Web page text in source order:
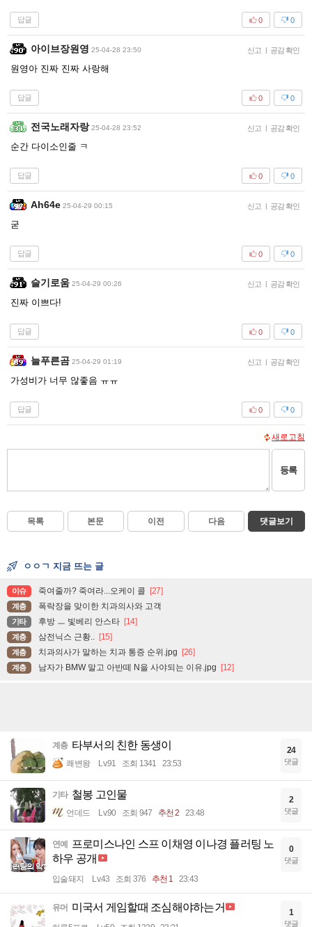
답글 0
0
아이브장원영 25-04-28 23:50 신고 | 공감 확인
원영아 진짜 진짜 사랑해
답글 0
0
전국노래자랑 25-04-28 23:52 신고 | 공감 확인
순간 다이소인줄 ㅋ
답글 0
0
Ah64e 25-04-29 00:15 신고 | 공감 확인
굳
답글 0
0
슬기로움 25-04-29 00:26 신고 | 공감 확인
진짜 이쁘다!
답글 0
0
늘푸른곰 25-04-29 01:19 신고 | 공감 확인
가성비가 너무 않좋음 ㅠㅠ
답글 0
0
새로고침
등록
목록 본문 이전 다음 댓글보기
ㅇㅇㄱ 지금 뜨는 글
이슈 죽여줄까? 죽여라...오케이 콜 [27]
계층 폭락장을 맞이한 치과의사와 고객
기타 후방 ㅡ 빛베리 안스타 [14]
계층 삼전닉스 근황.. [15]
계층 치과의사가 말하는 치과 통증 순위.jpg [26]
계층 남자가 BMW 말고 아반떼 N을 사야되는 이유.jpg [12]
계층 타부서의 친한 동생이
쾌변왕 Lv.91 조회 1341 23:53
24
댓글
기타 철봉 고인물
언데드 Lv.90 조회 947 추천 2 23:48
2
댓글
연예
프로미스나인 스프 이채영 이나경 플러팅 노
하우 공개
입술돼지 Lv.43 조회 376 추천 1 23:43
0
댓글
유머 미국서 게임할때 조심해야하는거 1
댓글